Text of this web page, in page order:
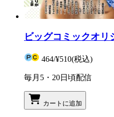
ビッグコミックオリ
464/¥510(税込)
毎月5・20日頃配信
カートに追加